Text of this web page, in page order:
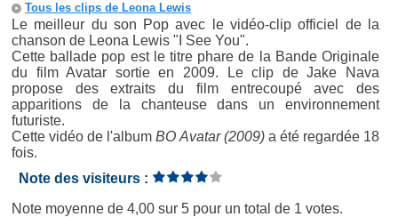
Tous les clips de Leona Lewis
Le meilleur du son Pop avec le vidéo-clip officiel de la
chanson de Leona Lewis "I See You".
Cette ballade pop est le titre phare de la Bande Originale
du film Avatar sortie en 2009. Le clip de Jake Nava
propose des extraits du film entrecoupé avec des
apparitions de la chanteuse dans un environnement
futuriste.
Cette vidéo de l'albumBO Avatar (2009)a été regardée 18
fois.
Note des visiteurs :
Note moyenne de4,00 sur5 pour un total de 1 votes.